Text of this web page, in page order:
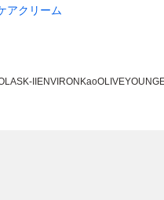
アクリーム
SK-II ENVIRON KaoOLIVEYOUNG